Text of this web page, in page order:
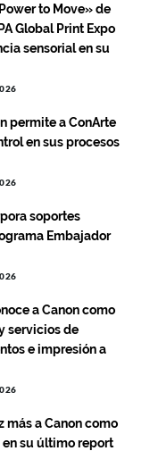
to Move» de
Global Print Expo
sensorial en su
permite a ConArte
en sus procesos
soportes
Embajador
a Canon como
servicios de
e impresión a
más a Canon como
su último report